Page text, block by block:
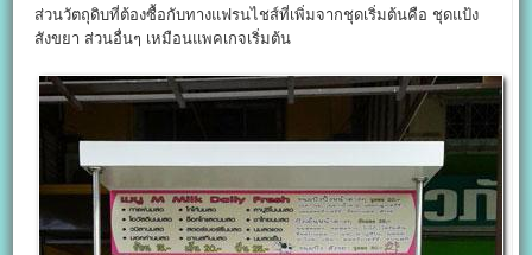
ส่วนวัตถุดิบที่ต้องซื้อกับทางแฟรนไชส์ที่เพิ่มจากชุดเริ่มต้นคือ ชุดแป้ง
สังขยา ส่วนอื่นๆ เหมือนแพคเกจเริ่มต้น